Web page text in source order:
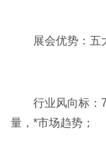
展会优势：五
行业风向标‌：
量，*市场趋势；